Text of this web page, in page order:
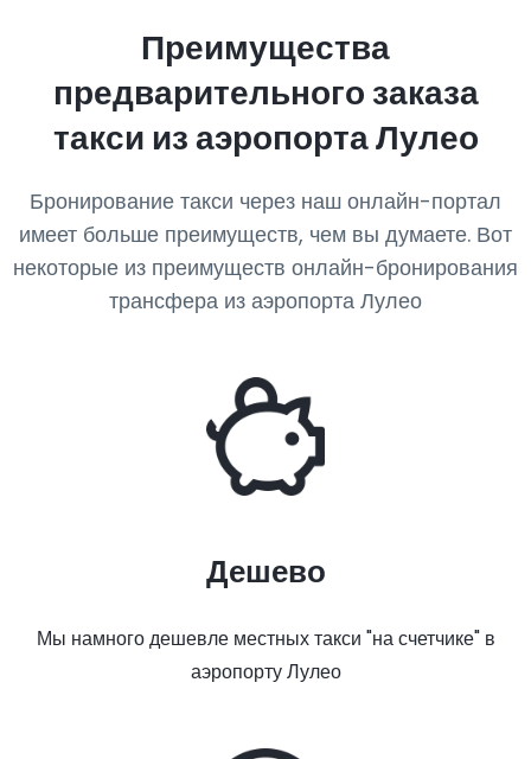
Преимущества
предварительного заказа
такси из аэропорта Лулео
Бронирование такси через наш онлайн-портал
имеет больше преимуществ, чем вы думаете. Вот
некоторые из преимуществ онлайн-бронирования
трансфера из аэропорта Лулео
Дешево
Мы намного дешевле местных такси "на счетчике" в
аэропорту Лулео